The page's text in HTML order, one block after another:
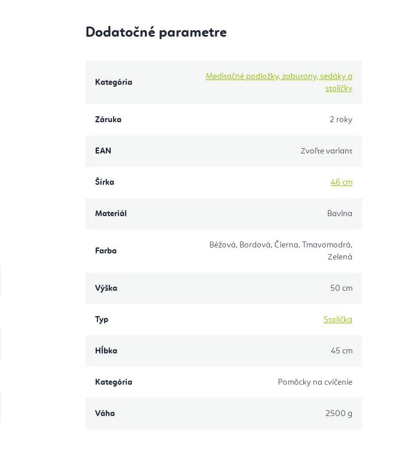
Dodatočné parametre
Kategória
Meditačné podložky, zabutony, sedáky a
stoličky
Záruka 2 roky
EAN Zvoľte variant
Šírka 46 cm
Materiál Bavlna
Farba
Béžová, Bordová, Čierna, Tmavomodrá,
Zelená
Výška 50 cm
Typ Stolička
Hĺbka 45 cm
Kategória Pomôcky na cvičenie
Váha 2500 g